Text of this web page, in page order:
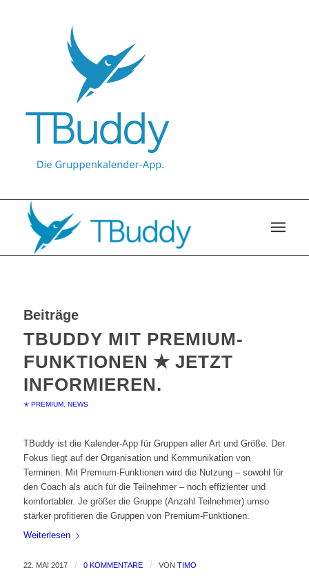
Beiträge
TBUDDY MIT PREMIUM-
FUNKTIONEN ✭ JETZT
INFORMIEREN.
✭ PREMIUM, NEWS
TBuddy ist die Kalender-App für Gruppen aller Art und Größe. Der
Fokus liegt auf der Organisation und Kommunikation von
Terminen. Mit Premium-Funktionen wird die Nutzung – sowohl für
den Coach als auch für die Teilnehmer – noch effizienter und
komfortabler. Je größer die Gruppe (Anzahl Teilnehmer) umso
stärker profitieren die Gruppen von Premium-Funktionen.
Weiterlesen
22. MAI 2017 / 0 KOMMENTARE / VON TIMO